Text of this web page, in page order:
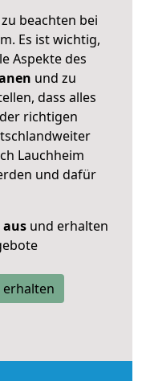
beachten bei
Es ist wichtig,
Aspekte des
und zu
dass alles
richtigen
Lauchheim
und dafür
und erhalten
erhalten